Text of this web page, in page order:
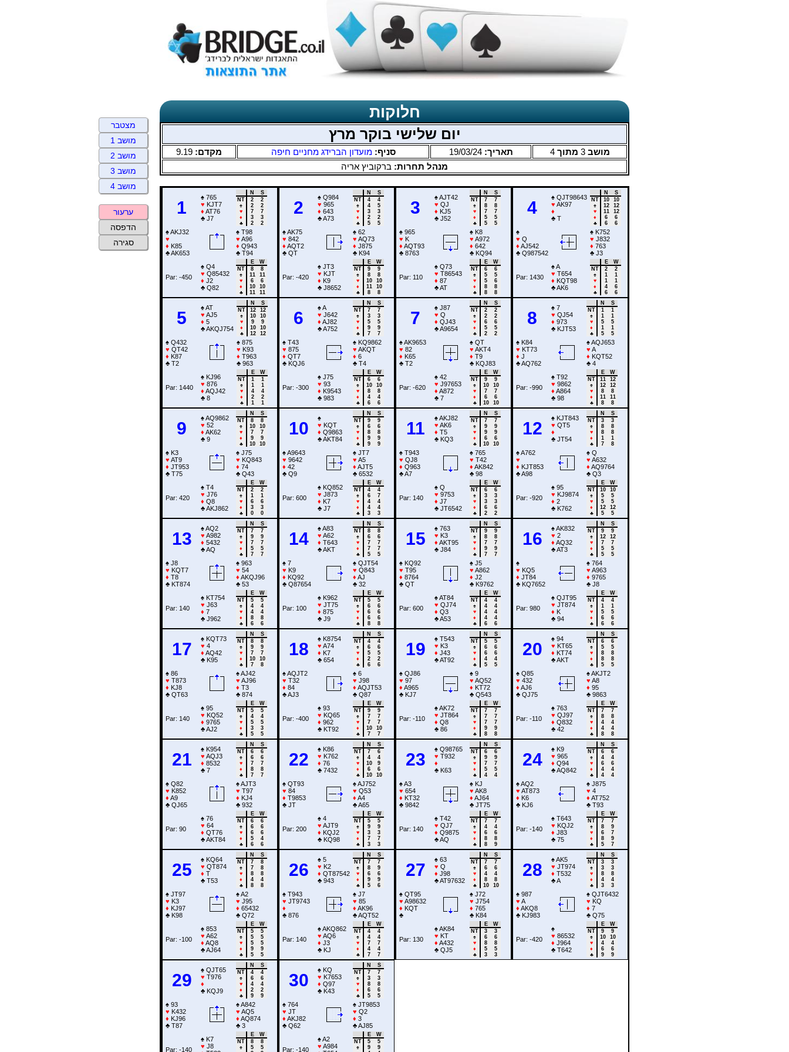
חלוקות
יום שלישי בוקר מרץ
מושב3 מתוך4 תאריך:19/03/24 סניף:מועדון הברידג מחניים חיפה מקדם: 9.19
מנהל תחרות: ברקוביץ אריה
1
♠ 765
♥ KJT7
♦ AT76
♣ J7
N
S
NT
2
2
♠
2
2
♥
7
7
♦
3
3
♣
2 2
♠AKJ32
♥
♦ K85
♣AK653
♠ T98
♥ A96
♦ Q943
♣ T94
Par: -450
♠ Q4
♥ Q85432
♦ J2
♣ Q82
E
W
NT
8
8
♠
11
11
♥
6
6
♦
10
10
♣
11 11
2
♠ Q984
♥ 965
♦ 643
♣A73
N
S
NT
4
4
♠
4
5
♥
3
3
♦
2
2
♣
5 5
♠AK75
♥ 842
♦ AQT2
♣ QT
♠ 62
♥ AQ73
♦ J875
♣ K94
Par: -420
♠ JT3
♥ KJT
♦ K9
♣ J8652
E
W
NT
9
9
♠
8
8
♥
10
10
♦
11
10
♣
8 8
3
♠AJT42
♥ QJ
♦ KJ5
♣ J52
N
S
NT
7
7
♠
8
8
♥
7
7
♦
5
5
♣
5 5
♠ 965
♥ K
♦ AQT93
♣ 8763
♠ K8
♥ A972
♦ 642
♣ KQ94
Par: 110
♠ Q73
♥ T86543
♦ 87
♣AT
E
W
NT
6
6
♠
5
5
♥
5
6
♦
8
8
♣
8 8
4
♠ QJT98643
♥ AK97
♦
♣ T
N
S
NT
10
10
♠
12
12
♥
11
12
♦
6
6
♣
6 6
♠
♥ Q
♦ AJ542
♣ Q987542
♠ K752
♥ J832
♦ 763
♣ J3
Par: 1430
♠A
♥ T654
♦ KQT98
♣AK6
E
W
NT
2
2
♠
1
1
♥
1
1
♦
4
6
♣
6 6
5
♠AT
♥ AJ5
♦ 5
♣AKQJ754
N
S
NT
12
12
♠
10
10
♥
9
9
♦
10
10
♣
12 12
♠ Q432
♥ QT42
♦ K87
♣ T2
♠ 875
♥ K93
♦ T963
♣ 963
Par: 1440
♠ KJ96
♥ 876
♦ AQJ42
♣ 8
E
W
NT
1
1
♠
1
1
♥
4
4
♦
2
2
♣
1 1
6
♠A
♥ J642
♦ AJ82
♣A752
N
S
NT
7
7
♠
3
3
♥
5
5
♦
9
9
♣
7 7
♠ T43
♥ 875
♦ QT7
♣ KQJ6
♠ KQ9862
♥ AKQT
♦ 6
♣ T4
Par: -300
♠ J75
♥ 93
♦ K9543
♣ 983
E
W
NT
6
6
♠
10
10
♥
8
8
♦
4
4
♣
6 6
7
♠ J87
♥ Q
♦ QJ43
♣A9654
N
S
NT
2
2
♠
2
2
♥
6
6
♦
5
5
♣
2 2
♠AK9653
♥ 82
♦ K65
♣ T2
♠ QT
♥ AKT4
♦ T9
♣ KQJ83
Par: -620
♠ 42
♥ J97653
♦ A872
♣ 7
E
W
NT
9
9
♠
10
10
♥
7
7
♦
6
6
♣
10 10
8
♠ 7
♥ QJ54
♦ 973
♣ KJT53
N
S
NT
1
1
♠
1
1
♥
5
5
♦
1
1
♣
5 5
♠ K84
♥ KT73
♦ J
♣AQ762
♠AQJ653
♥ A
♦ KQT52
♣ 4
Par: -990
♠ T92
♥ 9862
♦ A864
♣ 98
E
W
NT
11
12
♠
12
12
♥
8
8
♦
11
11
♣
8 8
9
♠AQ9862
♥ 52
♦ AK62
♣ 9
N
S
NT
8
8
♠
10
10
♥
7
7
♦
9
9
♣
10 10
♠ K3
♥ AT9
♦ JT953
♣ T75
♠ J75
♥ KQ843
♦ 74
♣ Q43
Par: 420
♠ T4
♥ J76
♦ Q8
♣AKJ862
E
W
NT
2
2
♠
1
1
♥
6
6
♦
3
3
♣
0 0
10
♠
♥ KQT
♦ Q9863
♣AKT84
N
S
NT
9
9
♠
6
6
♥
8
8
♦
9
9
♣
9 9
♠A9643
♥ 9642
♦ 42
♣ Q9
♠ JT7
♥ A5
♦ AJT5
♣ 6532
Par: 600
♠ KQ852
♥ J873
♦ K7
♣ J7
E
W
NT
4
4
♠
6
7
♥
4
4
♦
4
4
♣
3 3
11
♠AKJ82
♥ AK6
♦ T5
♣ KQ3
N
S
NT
7
7
♠
9
9
♥
9
9
♦
6
6
♣
10 10
♠ T943
♥ QJ8
♦ Q963
♣A7
♠ 765
♥ T42
♦ AK842
♣ 98
Par: 140
♠ Q
♥ 9753
♦ J7
♣ JT6542
E
W
NT
6
6
♠
3
3
♥
3
3
♦
6
6
♣
2 2
12
♠ KJT843
♥ QT5
♦
♣ JT54
N
S
NT
3
3
♠
8
8
♥
8
8
♦
1
1
♣
7 8
♠A762
♥
♦ KJT853
♣A98
♠ Q
♥ A632
♦ AQ9764
♣ Q3
Par: -920
♠ 95
♥ KJ9874
♦ 2
♣ K762
E
W
NT
10
10
♠
5
5
♥
5
5
♦
12
12
♣
5 5
13
♠AQ2
♥ A982
♦ 5432
♣AQ
N
S
NT
7
7
♠
9
9
♥
7
7
♦
5
5
♣
7 7
♠ J8
♥ KQT7
♦ T8
♣ KT874
♠ 963
♥ 54
♦ AKQJ96
♣ 53
Par: 140
♠ KT754
♥ J63
♦ 7
♣ J962
E
W
NT
5
5
♠
4
4
♥
4
4
♦
8
8
♣
6 6
14
♠A83
♥ A62
♦ T643
♣AKT
N
S
NT
8
8
♠
6
6
♥
7
7
♦
7
7
♣
5 5
♠ 7
♥ K9
♦ KQ92
♣ Q87654
♠ QJT54
♥ Q843
♦ AJ
♣ 32
Par: 100
♠ K962
♥ JT75
♦ 875
♣ J9
E
W
NT
5
5
♠
6
6
♥
6
6
♦
6
6
♣
8 8
15
♠ 763
♥ K3
♦ AKT95
♣ J84
N
S
NT
9
9
♠
8
8
♥
7
7
♦
9
9
♣
7 7
♠ KQ92
♥ T95
♦ 8764
♣ QT
♠ J5
♥ A862
♦ J2
♣ K9762
Par: 600
♠AT84
♥ QJ74
♦ Q3
♣A53
E
W
NT
4
4
♠
4
4
♥
4
4
♦
4
4
♣
6 6
16
♠AK832
♥ 2
♦ AQ32
♣AT3
N
S
NT
9
9
♠
12
12
♥
7
7
♦
5
5
♣
5 5
♠
♥ KQ5
♦ JT84
♣ KQ7652
♠ 764
♥ A963
♦ 9765
♣ J8
Par: 980
♠ QJT95
♥ JT874
♦ K
♣ 94
E
W
NT
4
4
♠
1
1
♥
5
5
♦
6
6
♣
6 6
17
♠ KQT73
♥ 4
♦ AQ42
♣ K95
N
S
NT
8
8
♠
9
9
♥
7
7
♦
10
10
♣
7 8
♠ 86
♥ T873
♦ KJ8
♣ QT63
♠AJ42
♥ AJ96
♦ T3
♣ 874
Par: 140
♠ 95
♥ KQ52
♦ 9765
♣AJ2
E
W
NT
5
5
♠
4
4
♥
5
5
♦
3
3
♣
5 5
18
♠ K8754
♥ A74
♦ K7
♣ 654
N
S
NT
4
4
♠
6
6
♥
5
5
♦
2
2
♣
6 6
♠AQJT2
♥ T32
♦ 84
♣AJ3
♠ 6
♥ J98
♦ AQJT53
♣ Q87
Par: -400
♠ 93
♥ KQ65
♦ 962
♣ KT92
E
W
NT
9
9
♠
7
7
♥
7
7
♦
10
10
♣
7 7
19
♠ T543
♥ K3
♦ J43
♣AT92
N
S
NT
5
5
♠
6
6
♥
6
6
♦
4
4
♣
5 5
♠ QJ86
♥ 97
♦ A965
♣ KJ7
♠ 9
♥ AQ52
♦ KT72
♣ Q543
Par: -110
♠AK72
♥ JT864
♦ Q8
♣ 86
E
W
NT
7
7
♠
7
7
♥
7
7
♦
9
9
♣
8 8
20
♠ 94
♥ KT65
♦ KT74
♣AKT
N
S
NT
6
6
♠
5
5
♥
8
8
♦
8
8
♣
5 5
♠ Q85
♥ 432
♦ AJ6
♣ QJ75
♠AKJT2
♥ A8
♦ 95
♣ 9863
Par: -110
♠ 763
♥ QJ97
♦ Q832
♣ 42
E
W
NT
7
7
♠
8
8
♥
4
4
♦
4
4
♣
8 8
21
♠ K954
♥ AQJ3
♦ 8532
♣ 7
N
S
NT
6
6
♠
6
6
♥
7
7
♦
8
8
♣
7 7
♠ Q82
♥ K852
♦ A9
♣ QJ65
♠AJT3
♥ T97
♦ KJ4
♣ 932
Par: 90
♠ 76
♥ 64
♦ QT76
♣AKT84
E
W
NT
6
6
♠
6
6
♥
6
6
♦
5
4
♣
6 6
22
♠ K86
♥ K762
♦ 76
♣ 7432
N
S
NT
7
6
♠
4
4
♥
10
9
♦
6
6
♣
10 10
♠ QT93
♥ 84
♦ T9853
♣ JT
♠AJ752
♥ Q53
♦ A4
♣A65
Par: 200
♠ 4
♥ AJT9
♦ KQJ2
♣ KQ98
E
W
NT
5
5
♠
9
9
♥
3
3
♦
7
7
♣
3 3
23
♠ Q98765
♥ T932
♦
♣ K63
N
S
NT
6
6
♠
9
9
♥
7
7
♦
5
5
♣
4 4
♠A3
♥ 654
♦ KT32
♣ 9842
♠ KJ
♥ AK8
♦ AJ64
♣ JT75
Par: 140
♠ T42
♥ QJ7
♦ Q9875
♣AQ
E
W
NT
7
7
♠
4
4
♥
6
6
♦
8
8
♣
8 9
24
♠ K9
♥ 965
♦ Q94
♣AQ842
N
S
NT
6
6
♠
4
4
♥
6
6
♦
4
4
♣
4 4
♠AQ2
♥ AT873
♦ K6
♣ KJ6
♠ J875
♥ 4
♦ AT752
♣ T93
Par: -140
♠ T643
♥ KQJ2
♦ J83
♣ 75
E
W
NT
7
7
♠
8
9
♥
6
7
♦
8
9
♣
5 7
25
♠ KQ64
♥ QT874
♦ T
♣ T53
N
S
NT
7
8
♠
7
8
♥
8
8
♦
4
4
♣
8 8
♠ JT97
♥ K3
♦ KJ97
♣ K98
♠A2
♥ J95
♦ 65432
♣ Q72
Par: -100
♠ 853
♥ A62
♦ AQ8
♣AJ64
E
W
NT
5
5
♠
5
5
♥
5
5
♦
9
9
♣
5 5
26
♠ 5
♥ K2
♦ QT87542
♣ 943
N
S
NT
7
7
♠
8
9
♥
6
6
♦
9
9
♣
5 6
♠ T943
♥ JT9743
♦
♣ 876
♠ J7
♥ 85
♦ AK96
♣AQT52
Par: 140
♠AKQ862
♥ AQ6
♦ J3
♣ KJ
E
W
NT
4
4
♠
4
4
♥
7
7
♦
4
4
♣
7 7
27
♠ 63
♥ Q
♦ J98
♣AT97632
N
S
NT
7
7
♠
6
6
♥
4
4
♦
8
8
♣
10 10
♠ QT95
♥ A98632
♦ KQT
♣
♠ J72
♥ J754
♦ 765
♣ K84
Par: 130
♠AK84
♥ KT
♦ A432
♣ QJ5
E
W
NT
3
3
♠
6
6
♥
8
8
♦
5
5
♣
3 3
28
♠AK5
♥ JT974
♦ T532
♣A
N
S
NT
3
3
♠
3
3
♥
8
8
♦
4
4
♣
3 3
♠ 987
♥ A
♦ AKQ8
♣ KJ983
♠ QJT6432
♥ KQ
♦ 7
♣ Q75
Par: -420
♠
♥ 86532
♦ J964
♣ T642
E
W
NT
9
9
♠
10
10
♥
4
4
♦
6
6
♣
9 9
29
♠ QJT65
♥ T976
♦
♣ KQJ9
N
S
NT
4
4
♠
6
6
♥
4
4
♦
2
2
♣
9 9
♠ 93
♥ K432
♦ KJ96
♣ T87
♠A842
♥ AQ5
♦ AQ874
♣ 3
Par: -140
♠ K7
♥ J8
E
W
NT
8
8
♠
5
5
30
♠ KQ
♥ K7653
♦ Q97
♣ K43
N
S
NT
7
7
♠
3
3
♥
8
8
♦
6
6
♣
5 5
♠ 764
♥ JT
♦ AKJ82
♣ Q62
♠ JT9853
♥ Q2
♦ 3
♣AJ85
Par: -140
♠A2
♥ A984
E
W
NT
5
5
♠
9
9
מצטבר
מושב 1
מושב 2
מושב 3
מושב 4
ערעור
הדפסה
סגירה